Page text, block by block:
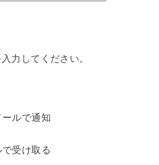
力してください。
ルで通知
受け取る